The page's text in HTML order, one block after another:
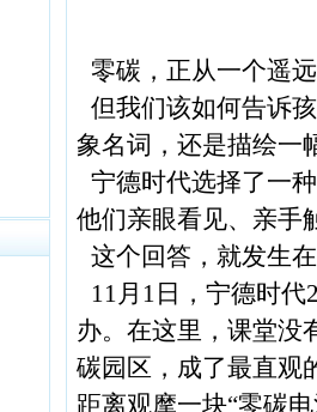
零碳，正从一个遥
但我们该如何告诉
象名词，还是描绘一
宁德时代选择了一
他们亲眼看见、亲手
这个回答，就发生
11月1日，宁德时
办。在这里，课堂没
碳园区，成了最直观
距离观摩一块“零碳